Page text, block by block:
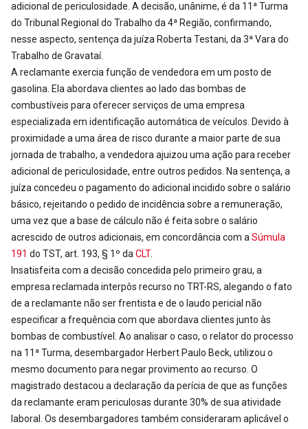
adicional de periculosidade. A decisão, unânime, é da 11ª Turma
do Tribunal Regional do Trabalho da 4ª Região, confirmando,
nesse aspecto, sentença da juíza Roberta Testani, da 3ª Vara do
Trabalho de Gravataí.
A reclamante exercia função de vendedora em um posto de
gasolina. Ela abordava clientes ao lado das bombas de
combustíveis para oferecer serviços de uma empresa
especializada em identificação automática de veículos. Devido à
proximidade a uma área de risco durante a maior parte de sua
jornada de trabalho, a vendedora ajuizou uma ação para receber
adicional de periculosidade, entre outros pedidos. Na sentença, a
juíza concedeu o pagamento do adicional incidido sobre o salário
básico, rejeitando o pedido de incidência sobre a remuneração,
uma vez que a base de cálculo não é feita sobre o salário
acrescido de outros adicionais, em concordância com a Súmula
191 do TST, art. 193, § 1º da CLT.
Insatisfeita com a decisão concedida pelo primeiro grau, a
empresa reclamada interpôs recurso no TRT-RS, alegando o fato
de a reclamante não ser frentista e de o laudo pericial não
especificar a frequência com que abordava clientes junto às
bombas de combustível. Ao analisar o caso, o relator do processo
na 11ª Turma, desembargador Herbert Paulo Beck, utilizou o
mesmo documento para negar provimento ao recurso. O
magistrado destacou a declaração da perícia de que as funções
da reclamante eram periculosas durante 30% de sua atividade
laboral. Os desembargadores também consideraram aplicável o